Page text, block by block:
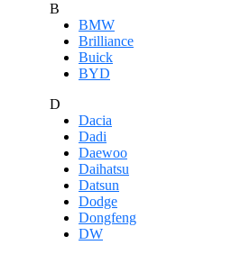
B
BMW
Brilliance
Buick
BYD
D
Dacia
Dadi
Daewoo
Daihatsu
Datsun
Dodge
Dongfeng
DW